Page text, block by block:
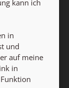
kann ich
in
und
auf meine
in